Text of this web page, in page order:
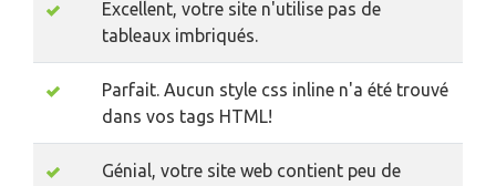
Excellent, votre site n'utilise pas de
tableaux imbriqués.
Parfait. Aucun style css inline n'a été trouvé
dans vos tags HTML!
Génial, votre site web contient peu de